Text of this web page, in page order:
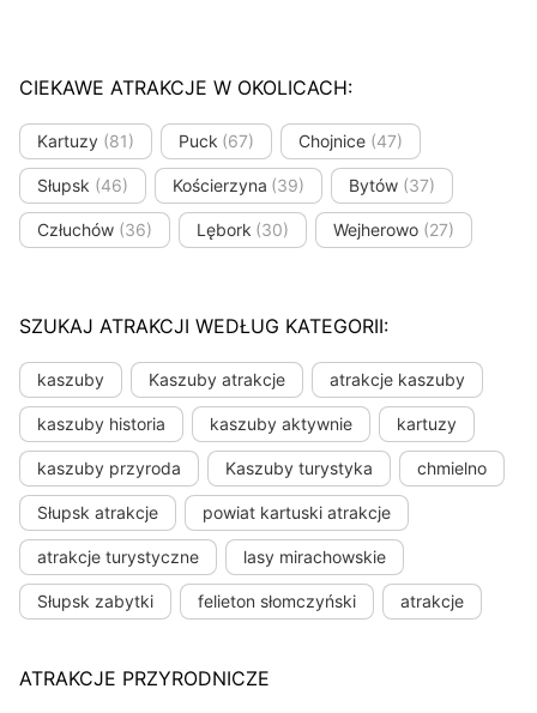
CIEKAWE ATRAKCJE W OKOLICACH:
Kartuzy (81) Puck (67) Chojnice (47)
Słupsk (46) Kościerzyna (39) Bytów (37)
Człuchów (36) Lębork (30) Wejherowo (27)
SZUKAJ ATRAKCJI WEDŁUG KATEGORII:
kaszuby Kaszuby atrakcje atrakcje kaszuby
kaszuby historia kaszuby aktywnie kartuzy
kaszuby przyroda Kaszuby turystyka chmielno
Słupsk atrakcje powiat kartuski atrakcje
atrakcje turystyczne lasy mirachowskie
Słupsk zabytki felieton słomczyński atrakcje
ATRAKCJE PRZYRODNICZE